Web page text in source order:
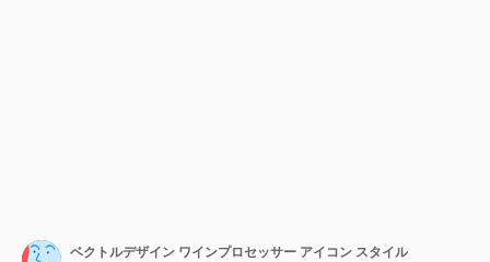
ベクトルデザイン ワインプロセッサー アイコン スタイル